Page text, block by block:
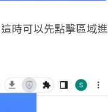
時可以先點擊區域進